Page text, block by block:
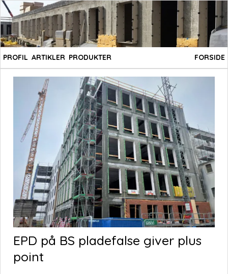
PROFIL ARTIKLER PRODUKTER FORSIDE
EPD på BS pladefalse giver plus
point